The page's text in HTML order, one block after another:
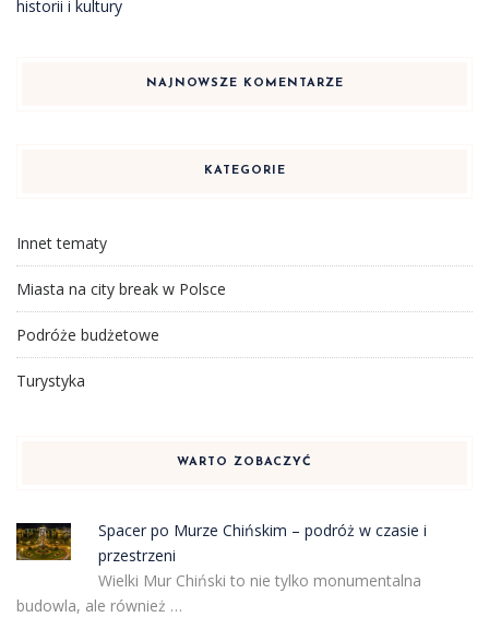
historii i kultury
NAJNOWSZE KOMENTARZE
KATEGORIE
Innet tematy
Miasta na city break w Polsce
Podróże budżetowe
Turystyka
WARTO ZOBACZYĆ
Spacer po Murze Chińskim – podróż w czasie i
przestrzeni
Wielki Mur Chiński to nie tylko monumentalna
budowla, ale również …